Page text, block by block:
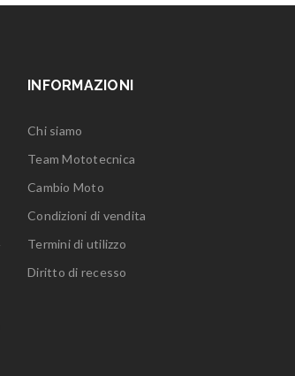
INFORMAZIONI
Chi siamo
Team Mototecnica
Cambio Moto
Condizioni di vendita
Termini di utilizzo
Diritto di recesso